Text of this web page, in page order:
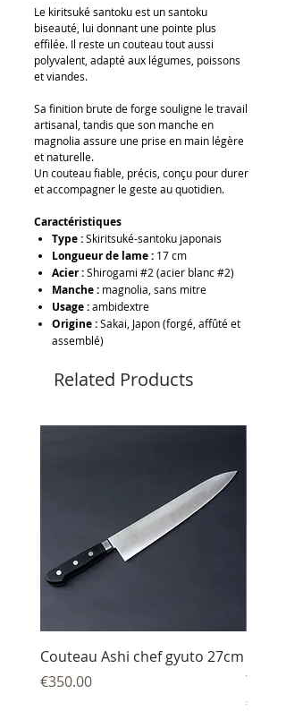
Le kiritsuké santoku est un santoku
biseauté, lui donnant une pointe plus
effilée. Il reste un couteau tout aussi
polyvalent, adapté aux légumes, poissons
et viandes.
Sa finition brute de forge souligne le travail
artisanal, tandis que son manche en
magnolia assure une prise en main légère
et naturelle.
Un couteau fiable, précis, conçu pour durer
et accompagner le geste au quotidien.
Caractéristiques
Type :Skiritsuké-santoku japonais
Longueur de lame : 17 cm
Acier :Shirogami #2 (acier blanc #2)
Manche : magnolia, sans mitre
Usage :ambidextre
Origine :Sakai, Japon (forgé, affûté et
assemblé)
Related Products
Couteau Ashi chef gyuto 27cm
Price
€350.00
Price